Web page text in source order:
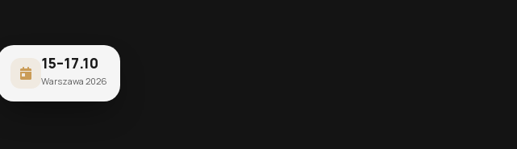
15–17.10
Warszawa 2026